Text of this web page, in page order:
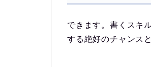
できます。書くスキ
する絶好のチャンス